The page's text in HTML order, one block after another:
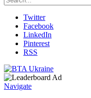
Twitter
Facebook
LinkedIn
Pinterest
RSS
Navigate